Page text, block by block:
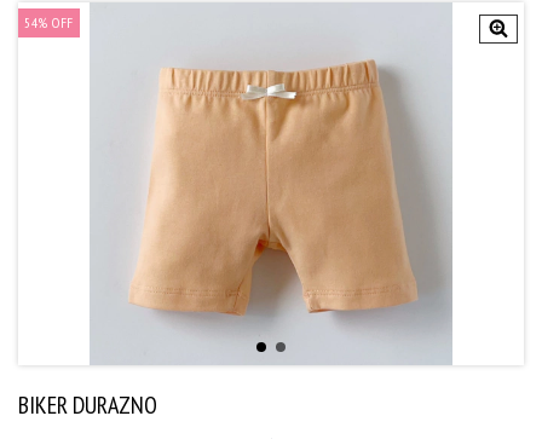
54% OFF
BIKER DURAZNO